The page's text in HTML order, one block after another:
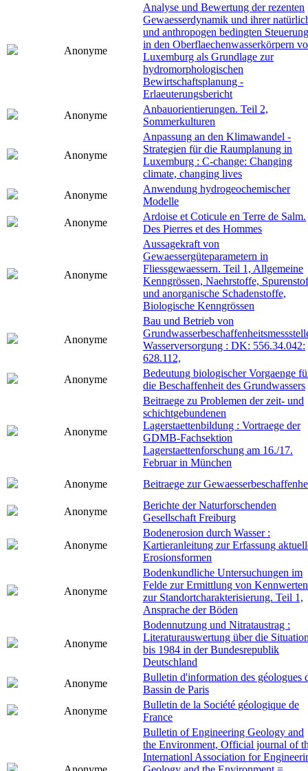
Anonyme
Analyse und Bewertung der rezenten
Gewaesserdynamik und ihrer
und anthropogen bedingten Steuerung
in den Oberflaechenwasserkörpern
Luxemburg als Grundlage zur
hydromorphologischen
Bewirtschaftsplanung -
Erlaeuterungsbericht
Anonyme
Anbauorientierungen. Teil 2,
Sommerkulturen
Anonyme
Anpassung an den Klimawandel -
Strategien für die Raumplanung in
Luxemburg : C-change: Changing
climate, changing lives
Anonyme
Anwendung hydrogeochemischer
Modelle
Anonyme
Ardoise et Coticule en Terre de Salm.
Des Pierres et des Hommes
Anonyme
Aussagekraft von
Gewaessergüteparametern in
Fliessgewaessern. Teil 1, Allgemeine
Kenngrössen, Naehrstoffe,
und anorganische Schadenstoffe,
Biologische Kenngrössen
Anonyme
Bau und Betrieb von
Wasserversorgung : DK: 556.34.042:
628.112,
Anonyme
Bedeutung biologischer Vorgaenge
die Beschaffenheit des Grundwassers
Anonyme
Beitraege zu Problemen der zeit- und
schichtgebundenen
Lagerstaettenbildung : Vortraege der
GDMB-Fachsektion
Lagerstaettenforschung am 16./17.
Februar in München
Anonyme
Beitraege zur
Anonyme
Berichte der Naturforschenden
Gesellschaft Freiburg
Anonyme
Bodenerosion durch Wasser :
Kartieranleitung zur Erfassung
Erosionsformen
Anonyme
Bodenkundliche Untersuchungen im
Felde zur Ermittlung von Kennwerten
zur Standortcharakterisierung. Teil 1,
Ansprache der Böden
Anonyme
Bodennutzung und Nitrataustrag :
Literaturauswertung über die
bis 1984 in der Bundesrepublik
Deutschland
Anonyme
Bulletin d'information des géologues
Bassin de Paris
Anonyme
Bulletin de la Société géologique de
France
Bulletin of Engineering Geology and
the Environment, Official journal of
Internationl Association for